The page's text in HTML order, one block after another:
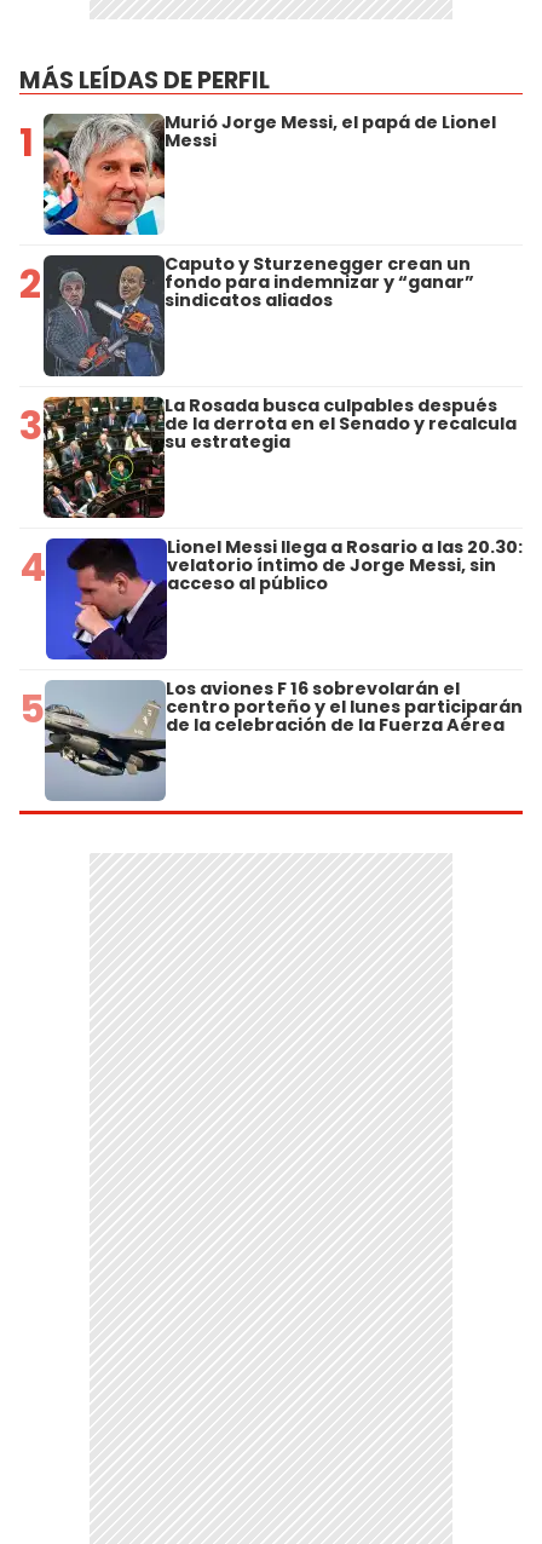
MÁS LEÍDAS DE PERFIL
1 Murió Jorge Messi, el papá de Lionel
Messi
2 Caputo y Sturzenegger crean un
fondo para indemnizar y “ganar”
sindicatos aliados
3 La Rosada busca culpables después
de la derrota en el Senado y recalcula
su estrategia
4 Lionel Messi llega a Rosario a las 20.30:
velatorio íntimo de Jorge Messi, sin
acceso al público
5 Los aviones F 16 sobrevolarán el
centro porteño y el lunes participarán
de la celebración de la Fuerza Aérea